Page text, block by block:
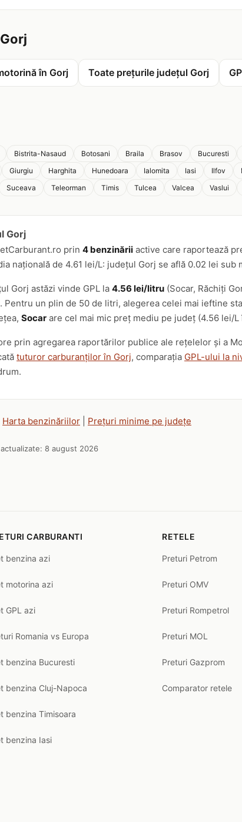
în Gorj Toate prețurile județul Gorj
Bistrita-Nasaud Botosani Braila Brasov Bucuresti
Giurgiu Harghita Hunedoara Ialomita Iasi Ilfov
Suceava Teleorman Timis Tulcea Valcea Vaslui
Gorj
prin 4 benzinării active care raportează
națională de 4.61 lei/L: județul Gorj se află 0.02 lei sub
Gorj astăzi vinde GPL la 4.56 lei/litru (Socar, Răchiți
. Pentru un plin de 50 de litri, alegerea celei mai ieftine
Socar are cel mai mic preț mediu pe județ (4.56 lei/L
prin agregarea raportărilor publice ale rețelelor și a
tuturor carburanților în Gorj, comparația GPL-ului la
Harta benzinăriilor Prețuri minime pe județe
actualizate: 8 august 2026
CARBURANTI
benzina azi
motorina azi
GPL azi
Romania vs Europa
benzina Bucuresti
benzina Cluj-Napoca
benzina Timisoara
benzina Iasi
RETELE
Preturi Petrom
Preturi OMV
Preturi Rompetrol
Preturi MOL
Preturi Gazprom
Comparator retele